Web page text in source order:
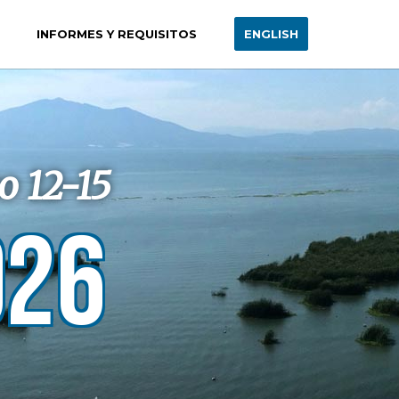
INFORMES Y REQUISITOS ENGLISH
12-15